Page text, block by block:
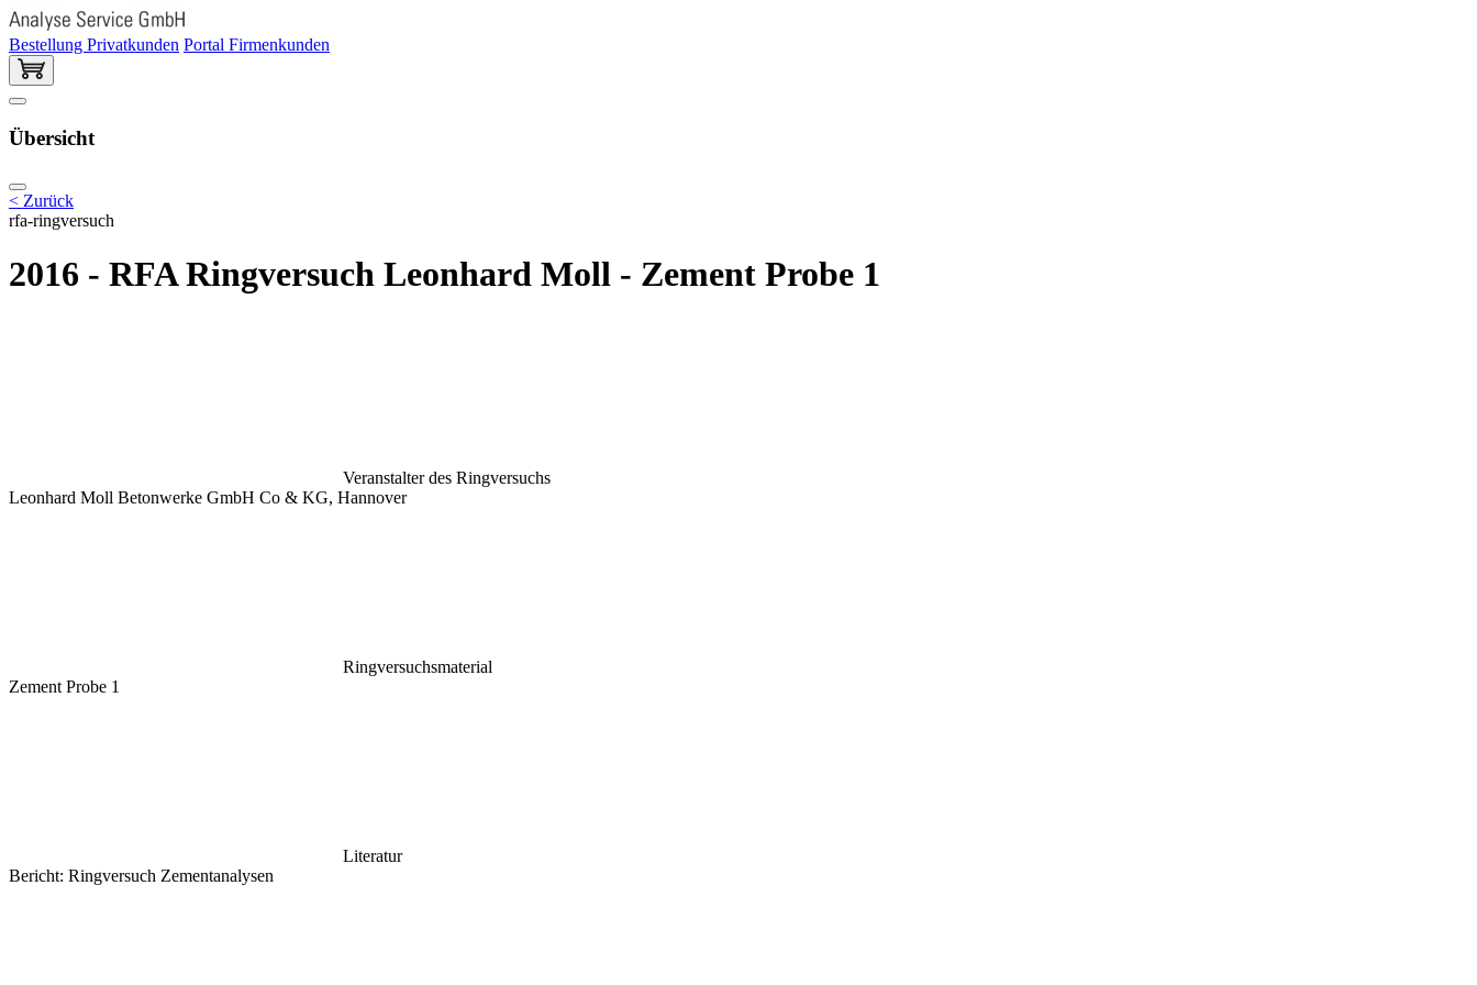
Bestellung Privatkunden Portal Firmenkunden
Übersicht
< Zurück
rfa-ringversuch
2016 - RFA Ringversuch Leonhard Moll - Zement Probe 1
Veranstalter des Ringversuchs
Leonhard Moll Betonwerke GmbH Co & KG, Hannover
Ringversuchsmaterial
Zement Probe 1
Literatur
Bericht: Ringversuch Zementanalysen